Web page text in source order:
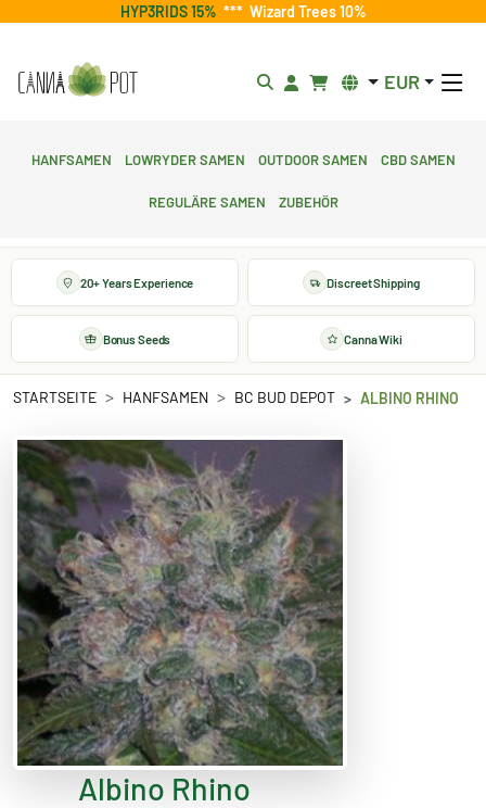
HYP3RIDS 15% *** Wizard Trees 10%
EUR
Hanfsamen Lowryder Samen Outdoor Samen CBD Samen
Reguläre Samen Zubehör
20+ Years Experience Discreet Shipping
Bonus Seeds Canna Wiki
STARTSEITE HANFSAMEN BC BUD DEPOT ALBINO RHINO
Albino Rhino